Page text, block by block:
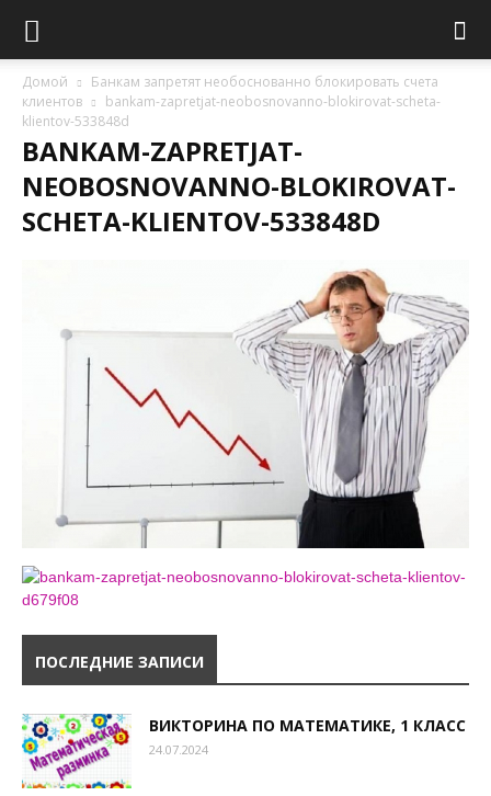
Домой
Банкам запретят необоснованно блокировать счета
клиентов
bankam-zapretjat-neobosnovanno-blokirovat-scheta-
klientov-533848d
BANKAM-ZAPRETJAT-
NEOBOSNOVANNO-BLOKIROVAT-
SCHETA-KLIENTOV-533848D
ПОСЛЕДНИЕ ЗАПИСИ
ВИКТОРИНА ПО МАТЕМАТИКЕ, 1 КЛАСС
24.07.2024